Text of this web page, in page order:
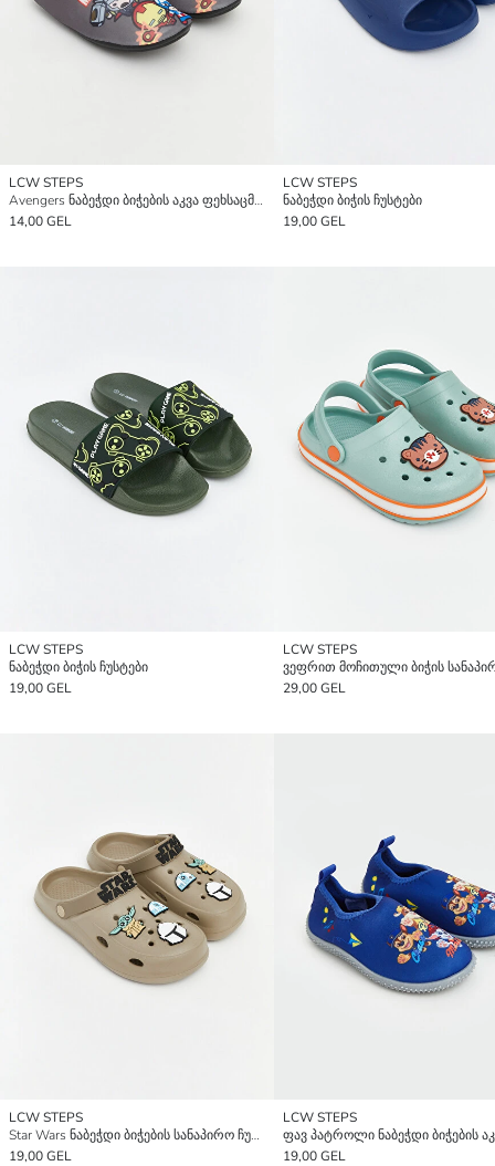
LCW STEPS
Avengers ნაბეჭდი ბიჭების აკვა ფეხსაცმელი
14,00 GEL
LCW STEPS
ნაბეჭდი ბიჭის ჩუსტები
19,00 GEL
LCW STEPS
ნაბეჭდი ბიჭის ჩუსტები
19,00 GEL
LCW STEPS
29,00 GEL
LCW STEPS
Star Wars ნაბეჭდი ბიჭების სანაპირო ჩუსტები
19,00 GEL
LCW STEPS
19,00 GEL